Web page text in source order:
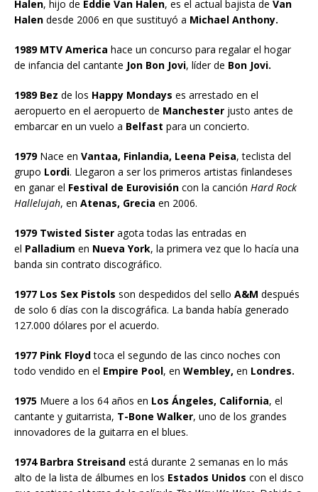
Halen, hijo de Eddie Van Halen, es el actual bajista de Van
Halen desde 2006 en que sustituyó a Michael Anthony.
1989 MTV America hace un concurso para regalar el hogar
de infancia del cantante Jon Bon Jovi, líder de Bon Jovi.
1989 Bez de los Happy Mondays es arrestado en el
aeropuerto en el aeropuerto de Manchester justo antes de
embarcar en un vuelo a Belfast para un concierto.
1979Nace en Vantaa, Finlandia, Leena Peisa, teclista del
grupo Lordi. Llegaron a ser los primeros artistas finlandeses
en ganar el Festival de Eurovisión con la canción Hard Rock
Hallelujah, en Atenas, Grecia en 2006.
1979 Twisted Sister agota todas las entradas en
el Palladium en Nueva York, la primera vez que lo hacía una
banda sin contrato discográfico.
1977 Los Sex Pistols son despedidos del sello A&M después
de solo 6 días con la discográfica. La banda había generado
127.000 dólares por el acuerdo.
1977 Pink Floydtoca el segundo de las cinco noches con
todo vendido en el Empire Pool, en Wembley, en Londres.
1975 Muere a los 64 años en Los Ángeles, California, el
cantante y guitarrista, T-Bone Walker, uno de los grandes
innovadores de la guitarra en el blues.
1974 Barbra Streisand está durante 2 semanas en lo más
alto de la lista de álbumes en los Estados Unidos con el disco